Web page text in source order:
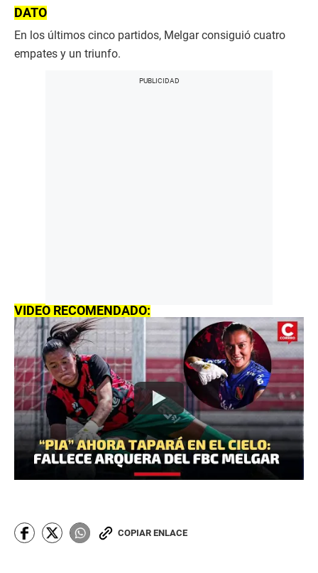
DATO
En los últimos cinco partidos, Melgar consiguió cuatro
empates y un triunfo.
VIDEO RECOMENDADO:
COPIAR ENLACE